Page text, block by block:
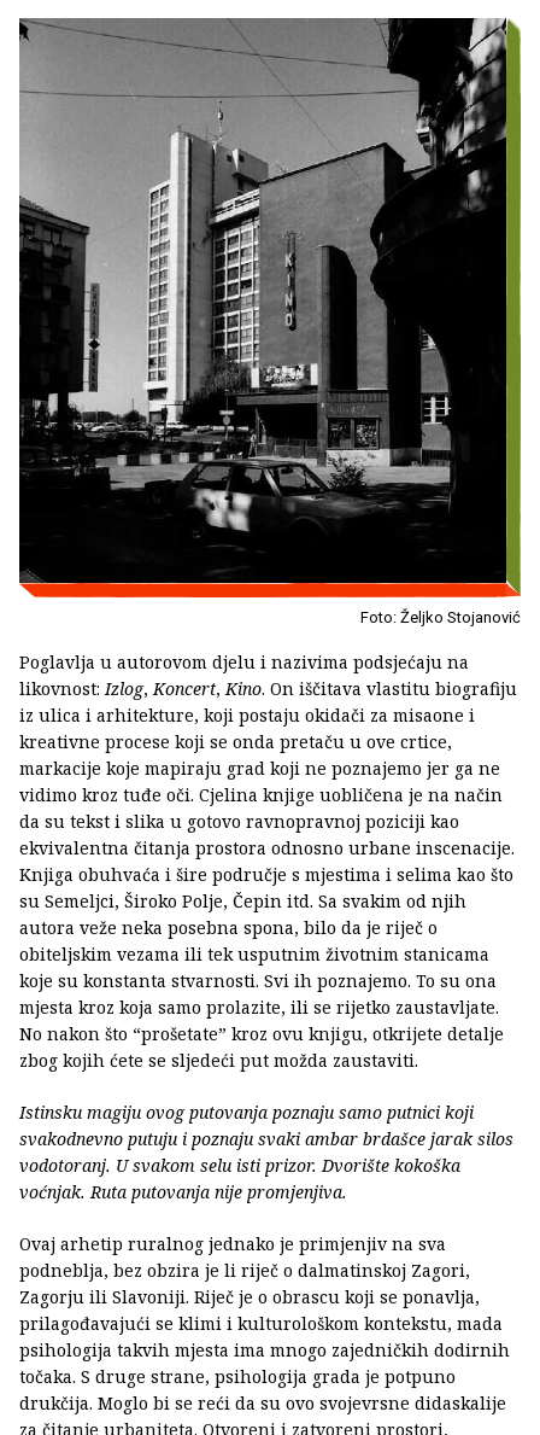
Foto: Željko Stojanović
Poglavlja u autorovom djelu i nazivima podsjećaju na
likovnost:Izlog,Koncert,Kino. On iščitava vlastitu biografiju
iz ulica i arhitekture, koji postaju okidači za misaone i
kreativne procese koji se onda pretaču u ove crtice,
markacije koje mapiraju grad koji ne poznajemo jer ga ne
vidimo kroz tuđe oči. Cjelina knjige uobličena je na način
da su tekst i slika u gotovo ravnopravnoj poziciji kao
ekvivalentna čitanja prostora odnosno urbane inscenacije.
Knjiga obuhvaća i šire područje s mjestima i selima kao što
su Semeljci, Široko Polje, Čepin itd. Sa svakim od njih
autora veže neka posebna spona, bilo da je riječ o
obiteljskim vezama ili tek usputnim životnim stanicama
koje su konstanta stvarnosti. Svi ih poznajemo. To su ona
mjesta kroz koja samo prolazite, ili se rijetko zaustavljate.
No nakon što “prošetate” kroz ovu knjigu, otkrijete detalje
zbog kojih ćete se sljedeći put možda zaustaviti.
Istinsku magiju ovog putovanja poznaju samo putnici koji
svakodnevno putuju i poznaju svaki ambar brdašce jarak silos
vodotoranj. U svakom selu isti prizor. Dvorište kokoška
voćnjak. Ruta putovanja nije promjenjiva.
Ovaj arhetip ruralnog jednako je primjenjiv na sva
podneblja, bez obzira je li riječ o dalmatinskoj Zagori,
Zagorju ili Slavoniji. Riječ je o obrascu koji se ponavlja,
prilagođavajući se klimi i kulturološkom kontekstu, mada
psihologija takvih mjesta ima mnogo zajedničkih dodirnih
točaka. S druge strane, psihologija grada je potpuno
drukčija. Moglo bi se reći da su ovo svojevrsne didaskalije
za čitanje urbaniteta. Otvoreni i zatvoreni prostori,